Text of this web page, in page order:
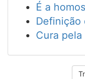
É a
Definição
Cura pela